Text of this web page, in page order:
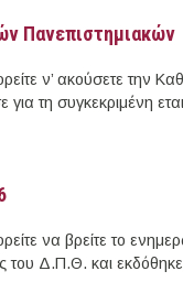
Πανεπιστημιακών
ν’ ακoύσετε την
τη συγκεκριμένη
να βρείτε το
του Δ.Π.Θ. και